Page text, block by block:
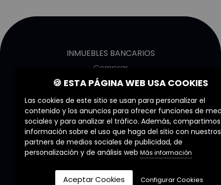
INMUEBLES BANCARIOS
Comprar
Alquilar
Obra nueva
COMMERZIA
Quiénes Somos
Nuestros Servicios
Nuestros Agentes
Trabaja con nosotros
🍪 ESTA PÁGINA WEB USA COOKIES
Las cookies de este sitio se usan para personalizar el
contenido y los anuncios para ofrecer funciones de
sociales y para analizar el tráfico. Además, compartimos
información sobre el uso que haga del sitio con nuestros
partners de medios sociales de publicidad, de
personalización y de análisis web Más información
Aceptar Cookies Configurar Cookies